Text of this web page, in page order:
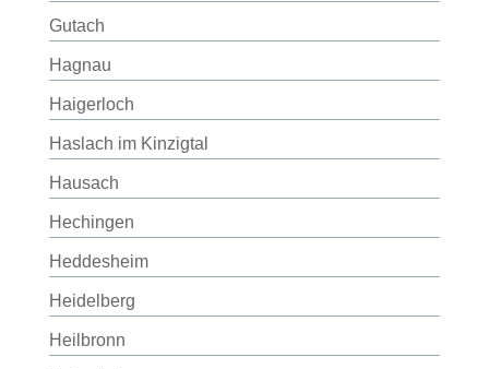
Gutach
Hagnau
Haigerloch
Haslach im Kinzigtal
Hausach
Hechingen
Heddesheim
Heidelberg
Heilbronn